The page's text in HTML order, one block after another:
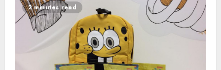
2 minutes read